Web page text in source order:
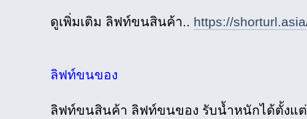
ดูเพิ่มเติม ลิฟท์ขนสินค้า.. https://
ลิฟท์ขนของ
ลิฟท์ขนสินค้า ลิฟท์ขนของ รับน้ำหนักได้ตั้งแต่